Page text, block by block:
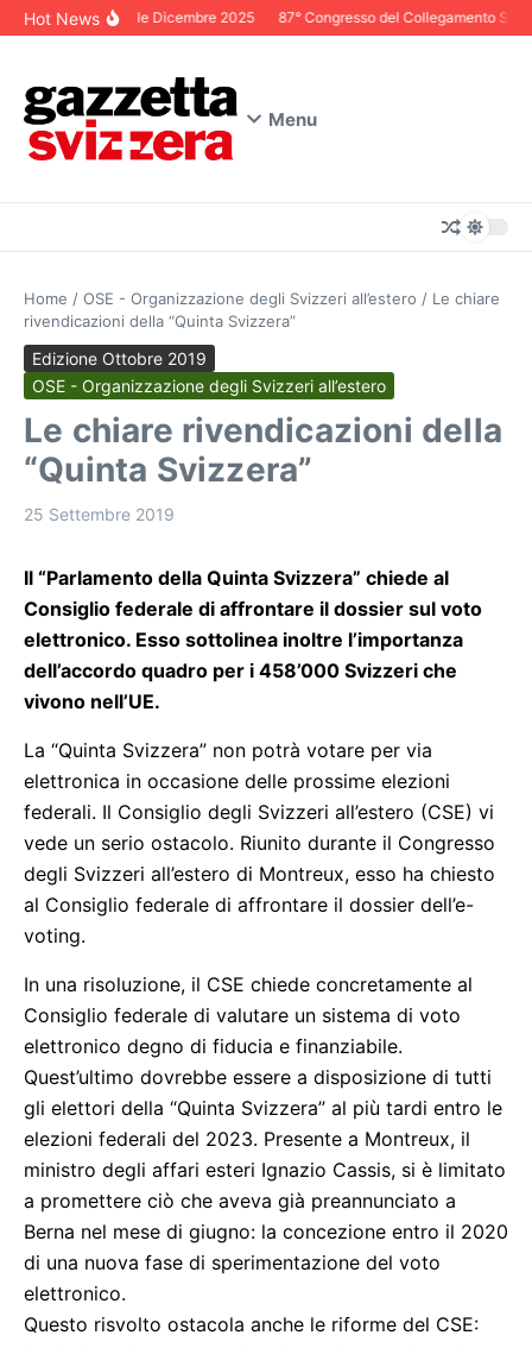
Salta al contenuto
Hot NewsEditoriale Dicembre 2025 87° Congresso del Collegamento
Menu
Home / OSE - Organizzazione degli Svizzeri all’estero / Le chiare
rivendicazioni della “Quinta Svizzera”
Edizione Ottobre 2019
OSE - Organizzazione degli Svizzeri all’estero
Le chiare rivendicazioni della
“Quinta Svizzera”
25 Settembre 2019
Il “Parlamento della Quinta Svizzera” chiede al
Consiglio federale di affrontare il dossier sul voto
elettronico. Esso sottolinea inoltre l’importanza
dell’accordo quadro per i 458’000 Svizzeri che
vivono nell’UE.
La “Quinta Svizzera” non potrà votare per via
elettronica in occasione delle prossime elezioni
federali. Il Consiglio degli Svizzeri all’estero (CSE) vi
vede un serio ostacolo. Riunito durante il Congresso
degli Svizzeri all’estero di Montreux, esso ha chiesto
al Consiglio federale di affrontare il dossier dell’e-
voting.
In una risoluzione, il CSE chiede concretamente al
Consiglio federale di valutare un sistema di voto
elettronico degno di fiducia e finanziabile.
Quest’ultimo dovrebbe essere a disposizione di tutti
gli elettori della “Quinta Svizzera” al più tardi entro le
elezioni federali del 2023. Presente a Montreux, il
ministro degli affari esteri Ignazio Cassis, si è limitato
a promettere ciò che aveva già preannunciato a
Berna nel mese di giugno: la concezione entro il 2020
di una nuova fase di sperimentazione del voto
elettronico.
Questo risvolto ostacola anche le riforme del CSE: